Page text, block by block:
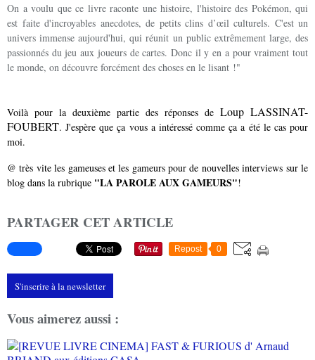
On a voulu que ce livre raconte une histoire, l'histoire des Pokémon, qui
est faite d'incroyables anecdotes, de petits clins d’œil culturels. C'est un
univers immense aujourd'hui, qui réunit un public extrêmement large, des
passionnés du jeu aux joueurs de cartes. Donc il y en a pour vraiment tout
le monde, on découvre forcément des choses en le lisant !"
Voilà pour la deuxième partie des réponses de Loup LASSINAT-
FOUBERT. J'espère que ça vous a intéressé comme ça a été le cas pour
moi.
@ très vite les gameuses et les gameurs pour de nouvelles interviews sur le
blog dans la rubrique "LA PAROLE AUX GAMEURS"!
PARTAGER CET ARTICLE
Repost 0
S'inscrire à la newsletter
Vous aimerez aussi :